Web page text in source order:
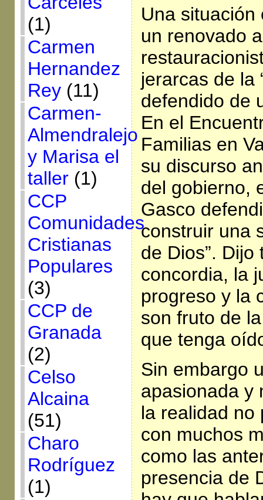
(1)
Carmen
Hernandez
Rey(11)
Carmen-
Almendralejo
y Marisa el
taller(1)
CCP
Comunidades
Cristianas
Populares
(3)
CCP de
Granada
(2)
Celso
Alcaina
(51)
Charo
Rodríguez
(1)
Una situación
un renovado
jerarcas de la
defendido de
En el
Familias en
su discurso
del gobierno,
Gasco
construir una
de Dios”. Dijo
concordia, la
progreso y la
son fruto de
que tenga
Sin embargo
apasionada y
la realidad no
con muchos
como las
presencia de